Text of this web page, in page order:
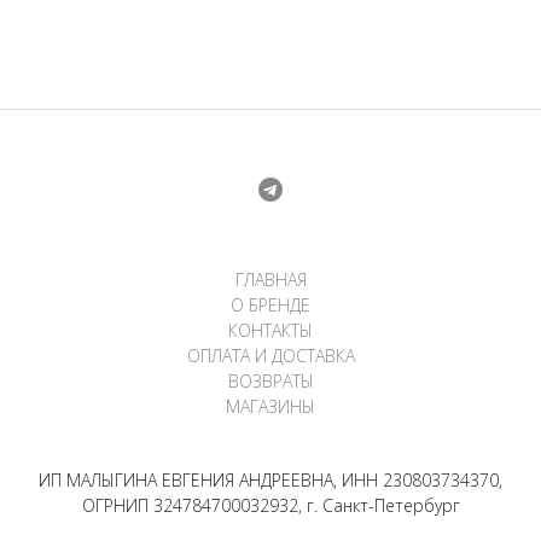
ГЛАВНАЯ
О БРЕНДЕ
КОНТАКТЫ
ОПЛАТА И ДОСТАВКА
ВОЗВРАТЫ
МАГАЗИНЫ
ИП МАЛЫГИНА ЕВГЕНИЯ АНДРЕЕВНА, ИНН 230803734370,
ОГРНИП 324784700032932, г. Санкт-Петербург